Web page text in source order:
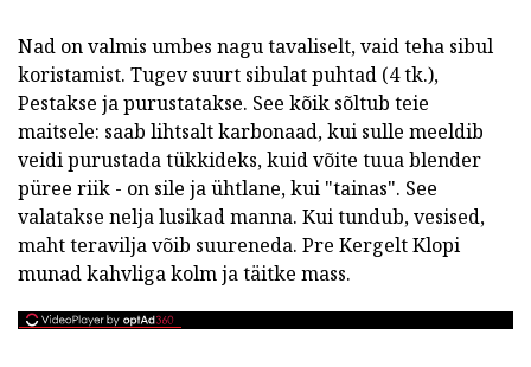
Nad on valmis umbes nagu tavaliselt, vaid teha sibul
koristamist. Tugev suurt sibulat puhtad (4 tk.),
Pestakse ja purustatakse. See kõik sõltub teie
maitsele: saab lihtsalt karbonaad, kui sulle meeldib
veidi purustada tükkideks, kuid võite tuua blender
püree riik - on sile ja ühtlane, kui "tainas". See
valatakse nelja lusikad manna. Kui tundub, vesised,
maht teravilja võib suureneda. Pre Kergelt Klopi
munad kahvliga kolm ja täitke mass.